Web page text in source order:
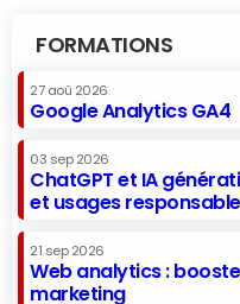
FORMATIONS
27 aoû 2026
Google Analytics GA4
03 sep 2026
ChatGPT et IA
et usages
21 sep 2026
Web analytics :
marketing